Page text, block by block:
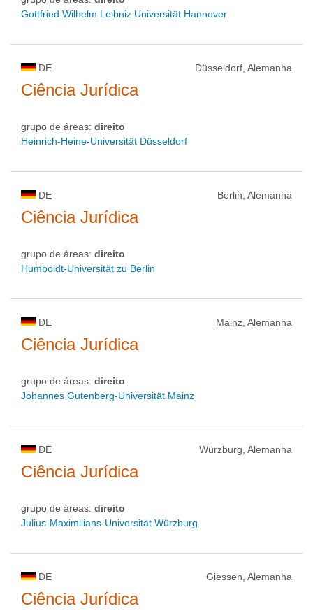
Gottfried Wilhelm Leibniz Universität Hannover
DE Düsseldorf, Alemanha
Ciência Jurídica
grupo de áreas: direito
Heinrich-Heine-Universität Düsseldorf
DE Berlin, Alemanha
Ciência Jurídica
grupo de áreas: direito
Humboldt-Universität zu Berlin
DE Mainz, Alemanha
Ciência Jurídica
grupo de áreas: direito
Johannes Gutenberg-Universität Mainz
DE Würzburg, Alemanha
Ciência Jurídica
grupo de áreas: direito
Julius-Maximilians-Universität Würzburg
DE Giessen, Alemanha
Ciência Jurídica